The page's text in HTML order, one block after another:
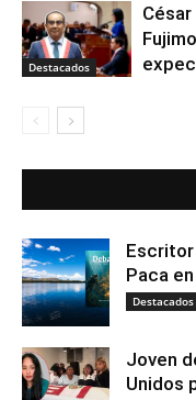
Destacados
Escritor
Paca
Destacados
Joven
Unidos